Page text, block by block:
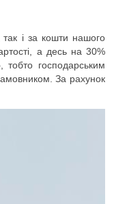
і за кошти нашого
а десь на 30%
господарським
За рахунок